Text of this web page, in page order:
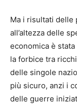
Ma i risultati delle
all’altezza delle
economica è
la forbice tra
delle singole
più sicuro, anzi i
delle guerre